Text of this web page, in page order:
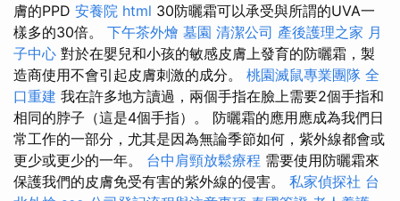
膚的PPD 安養院 html 30防曬霜可以承受與所謂的UVA一
樣多的30倍​​。 下午茶外燴 墓園 清潔公司 產後護理之家 月
子中心 對於在嬰兒和小孩的敏感皮膚上發育的防曬霜，製
造商使用不會引起皮膚刺激的成分。 桃園滅鼠專業團隊 全
口重建 我在許多地方讀過，兩個手指在臉上需要2個手指和
相同的脖子（這是4個手指）。 防曬霜的應用應成為我們日
常工作的一部分，尤其是因為無論季節如何，紫外線都會或
更少或更少的一年。 台中肩頸放鬆療程 需要使用防曬霜來
保護我們的皮膚免受有害的紫外線的侵害。 私家偵探社 台